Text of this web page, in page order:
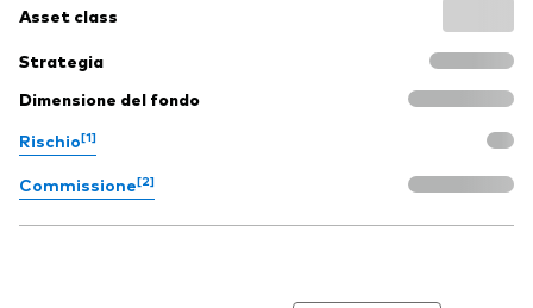
Asset class
Strategia
Dimensione del fondo
Rischio[1]
Commissione[2]